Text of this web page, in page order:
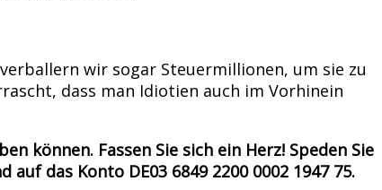
wir sogar Steuermillionen, um sie zu
dass man Idiotien auch im Vorhinein
können. Fassen Sie sich ein Herz! Speden Sie
das Konto DE03 6849 2200 0002 1947 75.